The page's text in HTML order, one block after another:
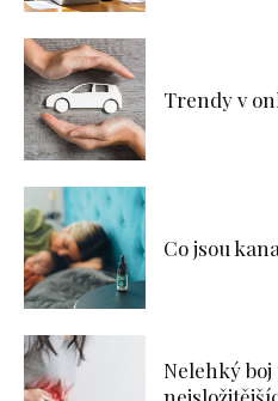
Trendy v
Co jsou
Nelehký